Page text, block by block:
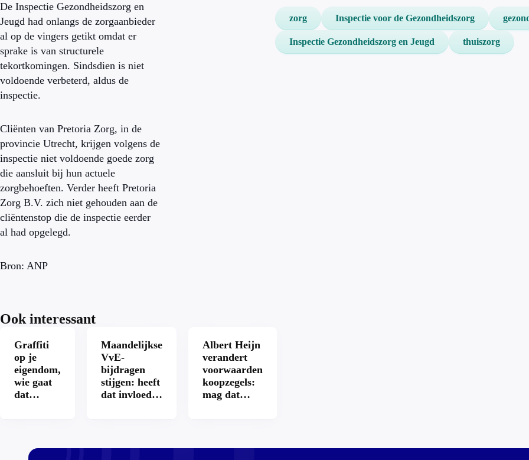
De Inspectie Gezondheidszorg en
Jeugd had onlangs de zorgaanbieder
al op de vingers getikt omdat er
sprake is van structurele
tekortkomingen. Sindsdien is niet
voldoende verbeterd, aldus de
inspectie.
Cliënten van Pretoria Zorg, in de
provincie Utrecht, krijgen volgens de
inspectie niet voldoende goede zorg
die aansluit bij hun actuele
zorgbehoeften. Verder heeft Pretoria
Zorg B.V. zich niet gehouden aan de
cliëntenstop die de inspectie eerder
al had opgelegd.
Bron: ANP
zorg Inspectie voor de Gezondheidszorg
Inspectie Gezondheidszorg en Jeugd thuiszorg
Ook interessant
Graffiti
op je
eigendom,
wie gaat
dat
Maandelijkse
VvE-
bijdragen
stijgen: heeft
dat invloed
Albert Heijn
verandert
voorwaarden
koopzegels:
mag dat